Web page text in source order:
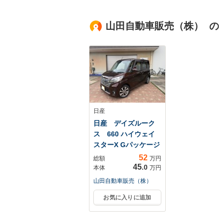
デュアルエアコン
DVD
ヘッドライト
山田自動車販売（株）
日産
日産 デイズルーク
ス 660 ハイウェイ
スターX Gパッケージ
総額 52 万円
本体
45.0 万円
山田自動車販売（株）
お気に入りに追加